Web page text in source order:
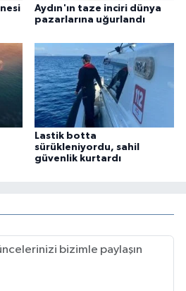
Aydın'ın taze inciri dünya
pazarlarına uğurlandı
Lastik botta
sürükleniyordu, sahil
güvenlik kurtardı